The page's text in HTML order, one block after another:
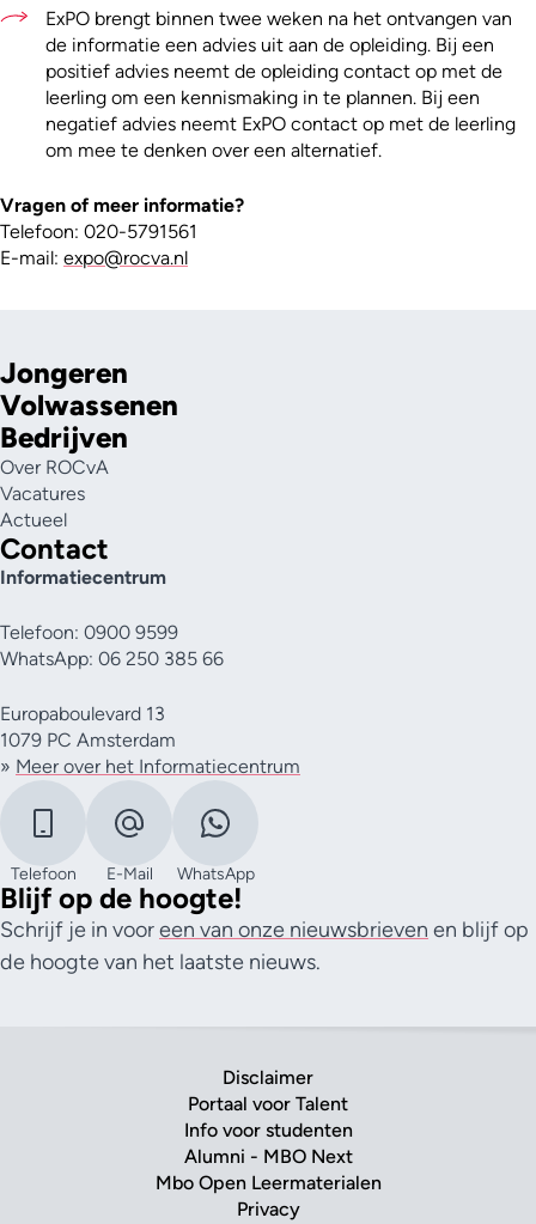
ExPO brengt binnen twee weken na het ontvangen van
de informatie een advies uit aan de opleiding. Bij een
positief advies neemt de opleiding contact op met de
leerling om een kennismaking in te plannen. Bij een
negatief advies neemt ExPO contact op met de leerling
om mee te denken over een alternatief.
Vragen of meer informatie?
Telefoon: 020-5791561
E-mail: expo@rocva.nl
Jongeren
Volwassenen
Bedrijven
Over ROCvA
Vacatures
Actueel
Contact
Informatiecentrum
Telefoon: 0900 9599
WhatsApp: 06 250 385 66
Europaboulevard 13
1079 PC Amsterdam
» Meer over het Informatiecentrum
Telefoon E-Mail WhatsApp
Blijf op de hoogte!
Schrijf je in vooreen van onze nieuwsbrieven en blijf op
de hoogte van het laatste nieuws.
Disclaimer
Portaal voor Talent
Info voor studenten
Alumni - MBO Next
Mbo Open Leermaterialen
Privacy